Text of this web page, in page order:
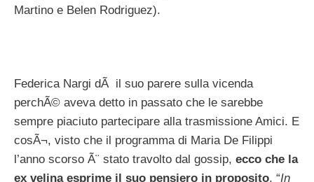
Martino e Belen Rodriguez).
Federica Nargi dÃ il suo parere sulla vicenda
perchÃ© aveva detto in passato che le sarebbe
sempre piaciuto partecipare alla trasmissione Amici. E
cosÃ¬, visto che il programma di Maria De Filippi
l’anno scorso Ã¨ stato travolto dal gossip, ecco che la
ex velina esprime il suo pensiero in proposito. “In